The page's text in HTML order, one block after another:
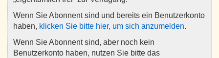
Wenn Sie Abonnent sind und bereits ein Benutzerkonto
haben, klicken Sie bitte hier, um sich anzumelden.
Wenn Sie Abonnent sind, aber noch kein
Benutzerkonto haben, nutzen Sie bitte das